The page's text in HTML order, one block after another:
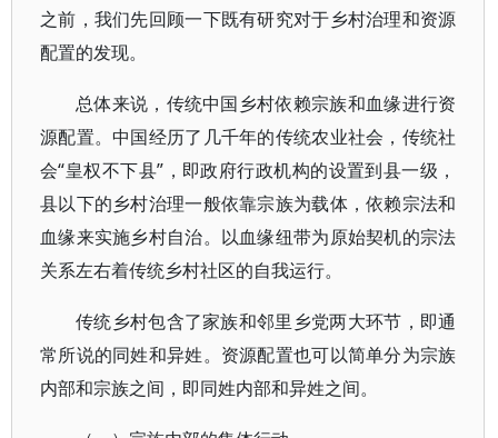
之前，我们先回顾一下既有研究对于乡村治理和资源
配置的发现。
总体来说，传统中国乡村依赖宗族和血缘进行资
源配置。中国经历了几千年的传统农业社会，传统社
会“皇权不下县”，即政府行政机构的设置到县一级，
县以下的乡村治理一般依靠宗族为载体，依赖宗法和
血缘来实施乡村自治。以血缘纽带为原始契机的宗法
关系左右着传统乡村社区的自我运行。
传统乡村包含了家族和邻里乡党两大环节，即通
常所说的同姓和异姓。资源配置也可以简单分为宗族
内部和宗族之间，即同姓内部和异姓之间。